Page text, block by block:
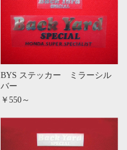
BYS ステッカー ミラーシル
バー
￥550～